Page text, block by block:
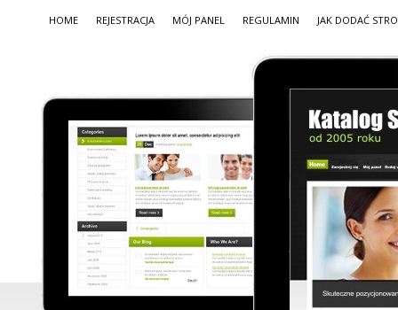
HOME REJESTRACJA MÓJ PANEL REGULAMIN JAK DODAĆ